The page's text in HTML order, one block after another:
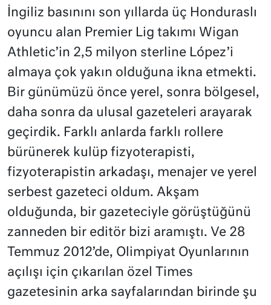
İngiliz basınını son yıllarda üç Honduraslı
oyuncu alan Premier Lig takımı Wigan
Athletic’in 2,5 milyon sterline López’i
almaya çok yakın olduğuna ikna etmekti.
Bir günümüzü önce yerel, sonra bölgesel,
daha sonra da ulusal gazeteleri arayarak
geçirdik. Farklı anlarda farklı rollere
bürünerek kulüp fizyoterapisti,
fizyoterapistin arkadaşı, menajer ve yerel
serbest gazeteci oldum. Akşam
olduğunda, bir gazeteciyle görüştüğünü
zanneden bir editör bizi aramıştı. Ve 28
Temmuz 2012’de, Olimpiyat Oyunlarının
açılışı için çıkarılan özel Times
gazetesinin arka sayfalarından birinde şu